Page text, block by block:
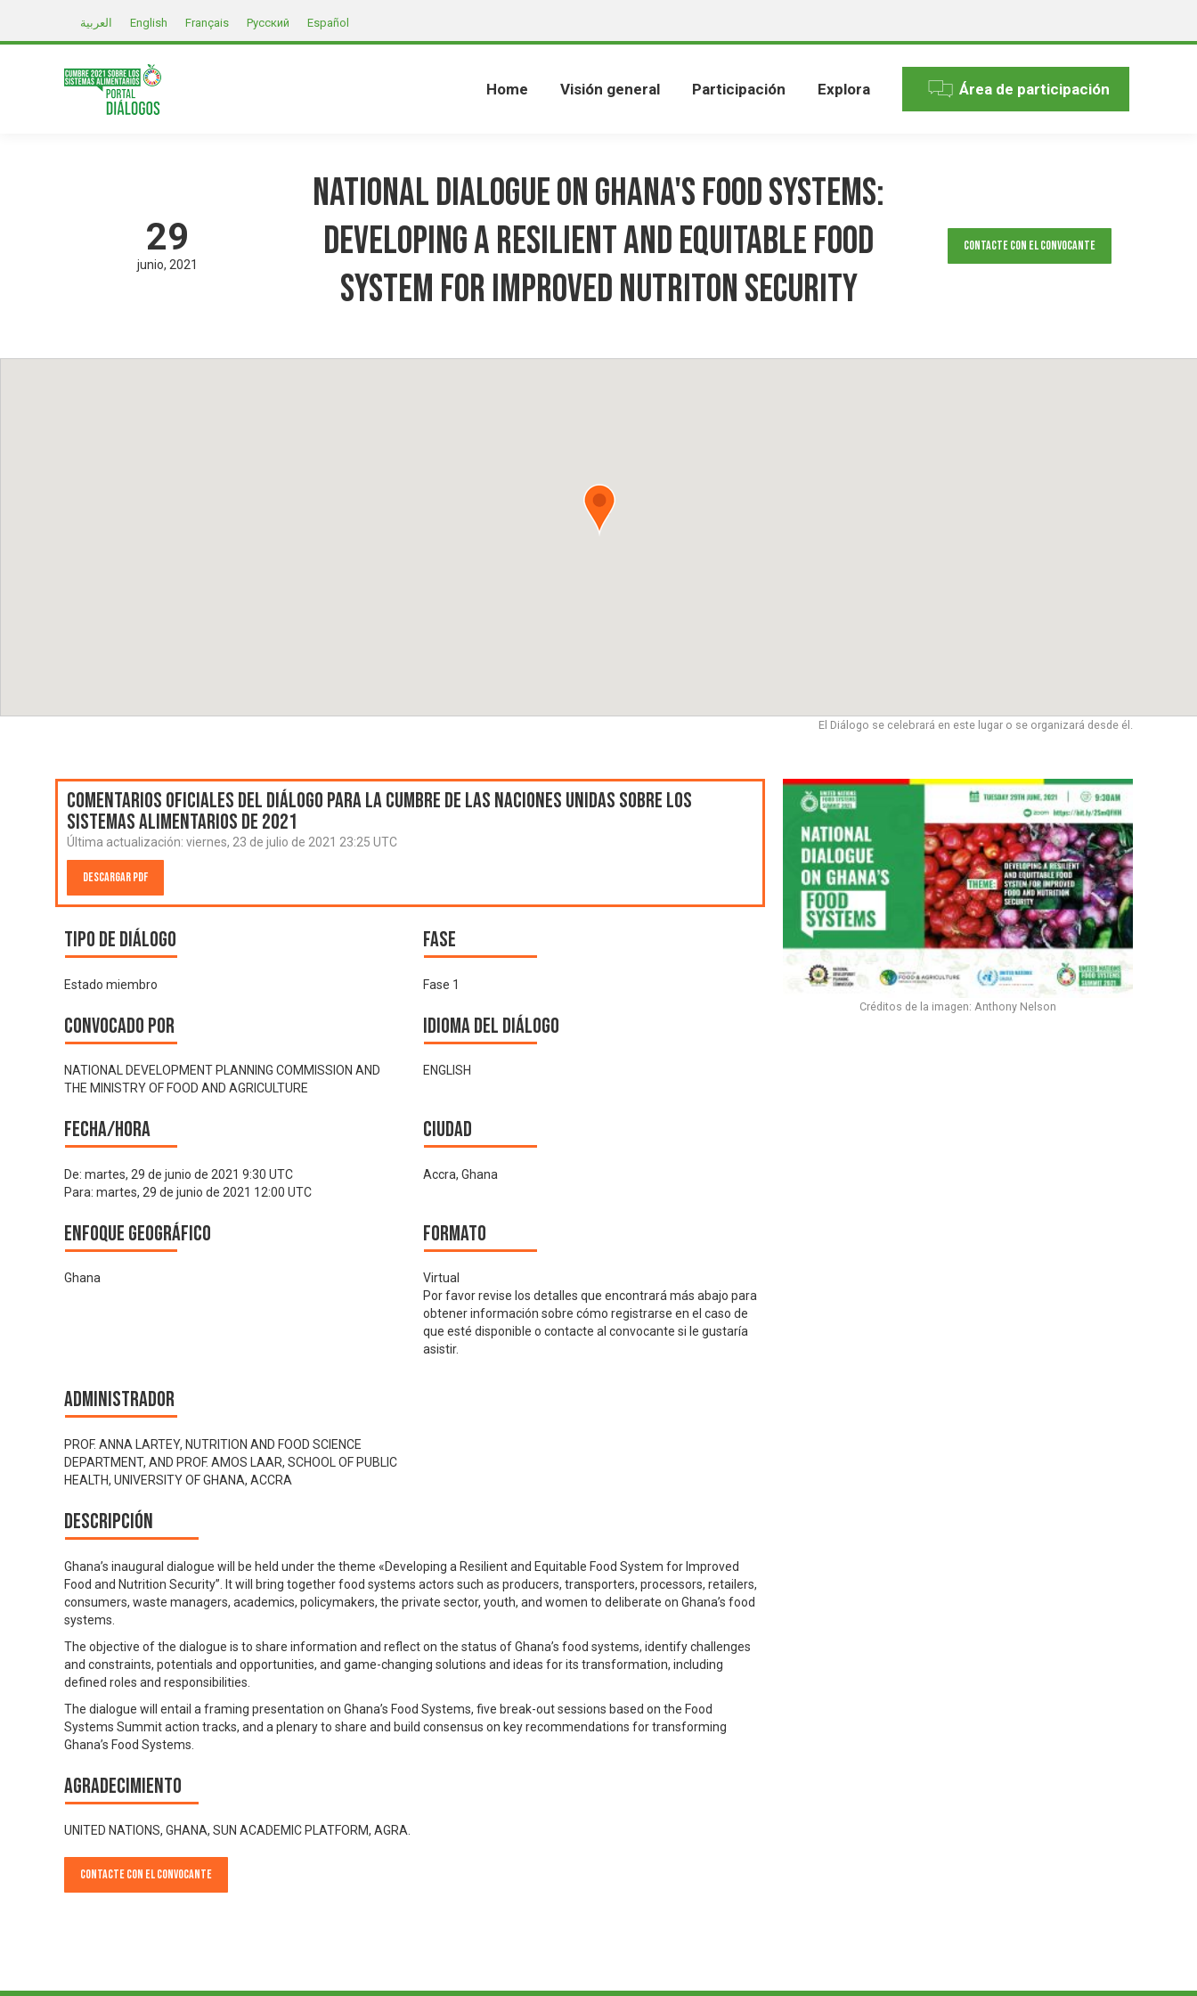
العربية English Français Русский Español
Home Visión general Participación Explora Área de participación
29
junio 2021
NATIONAL DIALOGUE ON GHANA'S FOOD SYSTEMS:
DEVELOPING A RESILIENT AND EQUITABLE FOOD
SYSTEM FOR IMPROVED NUTRITON SECURITY
Contacte con el convocante
El Diálogo se celebrará en este lugar o se organizará desde él.
Comentarios oficiales del Diálogo para la Cumbre de las Naciones Unidas sobre los
Sistemas Alimentarios de 2021
Última actualización: viernes, 23 de julio de 2021 23:25 UTC
Descargar PDF
Tipo de diálogo
Estado miembro
Fase
Fase 1
Convocado por
NATIONAL DEVELOPMENT PLANNING COMMISSION AND
THE MINISTRY OF FOOD AND AGRICULTURE
Idioma del Diálogo
ENGLISH
Fecha/hora
De: martes, 29 de junio de 2021 9:30 UTC
Para: martes, 29 de junio de 2021 12:00 UTC
Ciudad
Accra, Ghana
Enfoque geográfico
Ghana
Formato
Virtual
Por favor revise los detalles que encontrará más abajo para
obtener información sobre cómo registrarse en el caso de
que esté disponible o contacte al convocante si le gustaría
asistir.
Administrador
PROF. ANNA LARTEY, NUTRITION AND FOOD SCIENCE
DEPARTMENT, AND PROF. AMOS LAAR, SCHOOL OF PUBLIC
HEALTH, UNIVERSITY OF GHANA, ACCRA
Descripción
Ghana’s inaugural dialogue will be held under the theme «Developing a Resilient and Equitable Food System for Improved
Food and Nutrition Security”. It will bring together food systems actors such as producers, transporters, processors, retailers,
consumers, waste managers, academics, policymakers, the private sector, youth, and women to deliberate on Ghana’s food
systems.
The objective of the dialogue is to share information and reflect on the status of Ghana’s food systems, identify challenges
and constraints, potentials and opportunities, and game-changing solutions and ideas for its transformation, including
defined roles and responsibilities.
The dialogue will entail a framing presentation on Ghana’s Food Systems, five break-out sessions based on the Food
Systems Summit action tracks, and a plenary to share and build consensus on key recommendations for transforming
Ghana’s Food Systems.
Agradecimiento
UNITED NATIONS, GHANA, SUN ACADEMIC PLATFORM, AGRA.
Contacte con el convocante
Créditos de la imagen: Anthony Nelson